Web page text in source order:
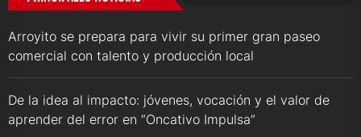
Arroyito se prepara para vivir su primer gran paseo
comercial con talento y producción local
De la idea al impacto: jóvenes, vocación y el valor de
aprender del error en “Oncativo Impulsa”